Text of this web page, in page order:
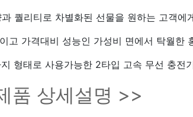
퀄리티로 차별화된 선물을 원하는 고객에
고 가격대비 성능인 가성비 면에서 탁월한
형태로 사용가능한 2타입 고속 무선 충전
품 상세설명 >>